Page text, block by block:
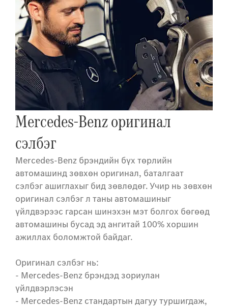
Mercedes-Benz оригинал
сэлбэг
Mercedes-Benz брэндийн бүх төрлийн
автомашинд зөвхөн оригинал, баталгаат
сэлбэг ашиглахыг бид зөвлөдөг. Учир нь зөвхөн
оригинал сэлбэг л таны автомашиныг
үйлдвэрээс гарсан шинэхэн мэт болгох бөгөөд
автомашины бусад эд ангитай 100% хоршин
ажиллах боломжтой байдаг.
Оригинал сэлбэг нь:
- Mercedes-Benz брэндэд зориулан
үйлдвэрлэсэн
- Mercedes-Benz стандартын дагуу туршигдаж,